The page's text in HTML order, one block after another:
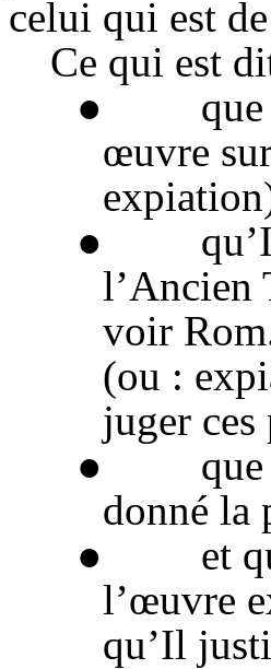
celui qui est
Ce qui est
● que
œuvre
● qu’Il a
l’Ancien
voir
(ou :
juger ces
● que
donné la
● et que
l’œuvre
qu’Il